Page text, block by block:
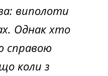
виполоти
Однак хто
справою
коли з